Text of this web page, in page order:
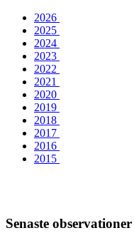
2026
2025
2024
2023
2022
2021
2020
2019
2018
2017
2016
2015
Senaste observationer